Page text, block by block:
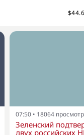
$
07:50 • 18064
Зеленский
двух российских